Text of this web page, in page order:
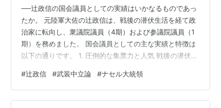
──辻政信の国会議員としての実績はいかなるものであっ
たか。 元陸軍大佐の辻政信は、戦後の潜伏生活を経て政
治家に転向し、衆議院議員（4期）および参議院議員（1
期）を務めました。 国会議員としての主な実績と特徴は
以下の通りです。 1. 圧倒的な集票力と人気 戦後の潜伏体
的な人気を背景に選挙では常に上位当選を果たしまし
た。特に初出馬となった1952年の衆院選では、旧石川1
区でトップ当選を飾っています。 2. 「自衛独立」と独自
#辻政信 #武装中立論 #ナセル大統領